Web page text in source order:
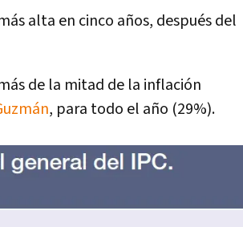
alta en cinco años, después del
de la mitad de la inflación
, para todo el año (29%).